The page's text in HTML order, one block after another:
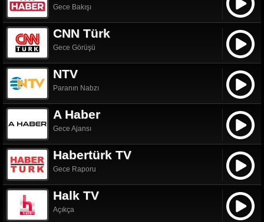
Gece Bakışı
CNN Türk
Gece Görüşü
NTV
Paranın Nabzı
A Haber
Gece Ajansı
Habertürk TV
Gece Raporu
Halk TV
Açıkça